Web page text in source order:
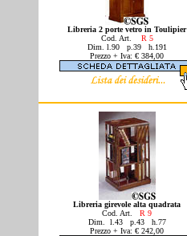
Libreria 2 porte vetro in Toulipier
Cod. Art.
R 5
Dim. l.90 p.39 h.191
Prezzo + Iva: € 384,00
Libreria girevole alta quadrata
Cod. Art.
R 9
Dim. l.43 p.43 h.77
Prezzo + Iva: € 242,00